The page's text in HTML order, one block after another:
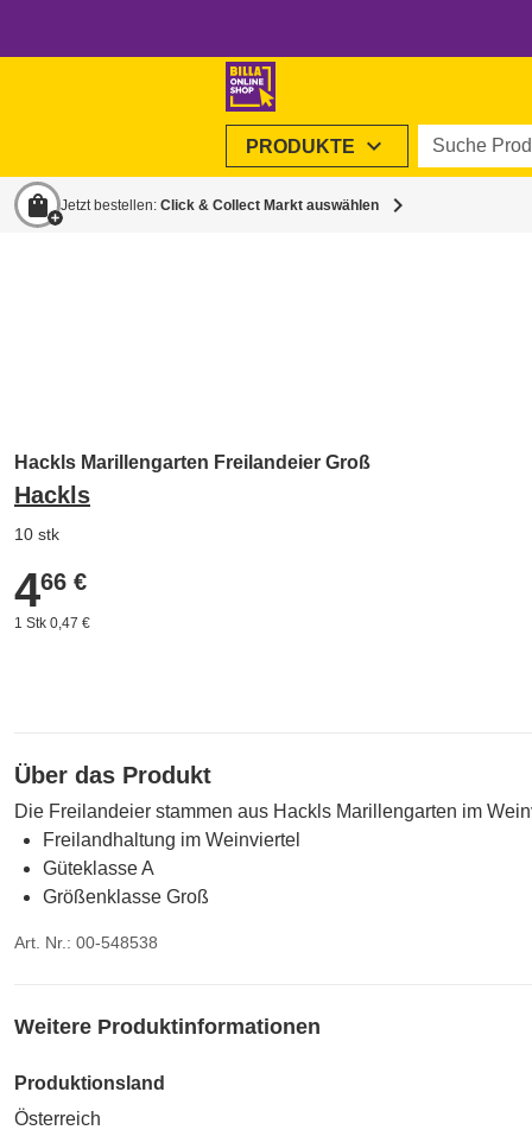
PRODUKTE expand_more Suche
shopping_bag Jetzt bestellen: Click & Collect Markt auswählen chevron_right
Hackls Marillengarten Freilandeier Groß
Hackls
10 stk
4,66 €
466 €
1 Stk 0,47 €
Über das Produkt
Die Freilandeier stammen aus Hackls Marillengarten im
Freilandhaltung im Weinviertel
Güteklasse A
Größenklasse Groß
Art. Nr.: 00-548538
Weitere Produktinformationen
Produktionsland
Österreich